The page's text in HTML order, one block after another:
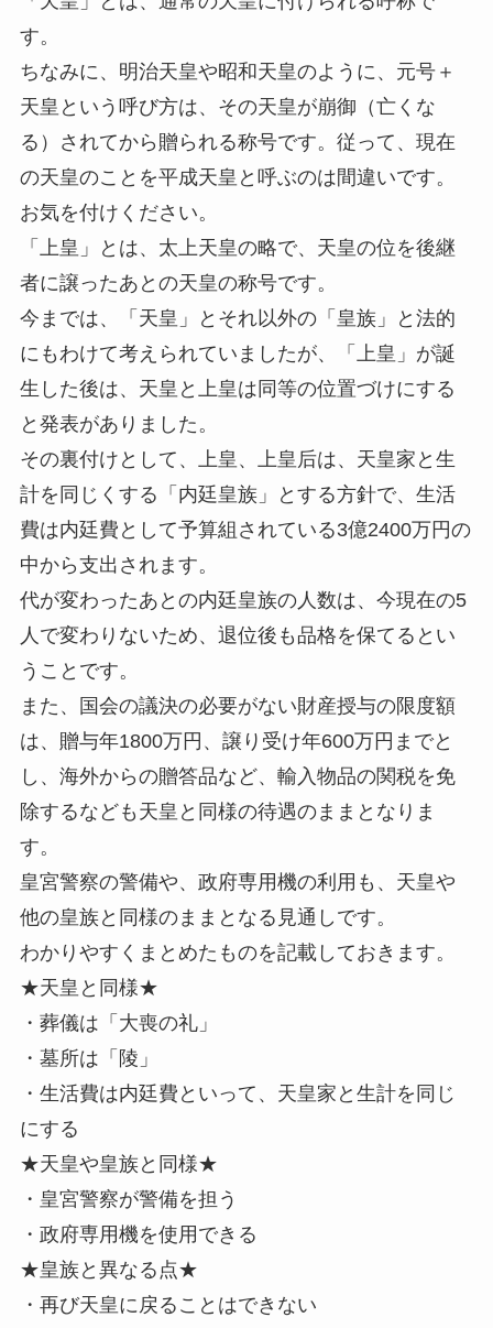
す。
ちなみに、明治天皇や昭和天皇のように、 元号＋
天皇という呼び方は、その天皇が崩御（亡くな
る）されてから贈られる称号です。従って、現在
の天皇のことを平成天皇と呼ぶのは間違いです。
お気を付けください。
「上皇」とは、太上天皇の略で、天皇の位を後継
者に譲ったあとの天皇の称号です。
今までは、「天皇」とそれ以外の「皇族」と法的
にもわけて考えられていましたが、「上皇」が誕
生した後は、天皇と上皇は同等の位置づけにする
と発表がありました。
その裏付けとして、上皇、上皇后は、天皇家と生
計を同じくする「内廷皇族」とする方針で、生活
費は内廷費として予算組されている3億2400万円の
中から支出されます。
代が変わったあとの内廷皇族の人数は、今現在の5
人で変わりないため、退位後も品格を保てるとい
うことです。
また、国会の議決の必要がない財産授与の限度額
は、贈与年1800万円、譲り受け年600万円までと
し、海外からの贈答品など、輸入物品の関税を免
除するなども天皇と同様の待遇のままとなりま
す。
皇宮警察の警備や、政府専用機の利用も、天皇や
他の皇族と同様のままとなる見通しです。
わかりやすくまとめたものを記載しておきます。
★天皇と同様★
・葬儀は「大喪の礼」
・墓所は「陵」
・生活費は内廷費といって、天皇家と生計を同じ
にする
★天皇や皇族と同様★
・皇宮警察が警備を担う
・政府専用機を使用できる
★皇族と異なる点★
・再び天皇に戻ることはできない